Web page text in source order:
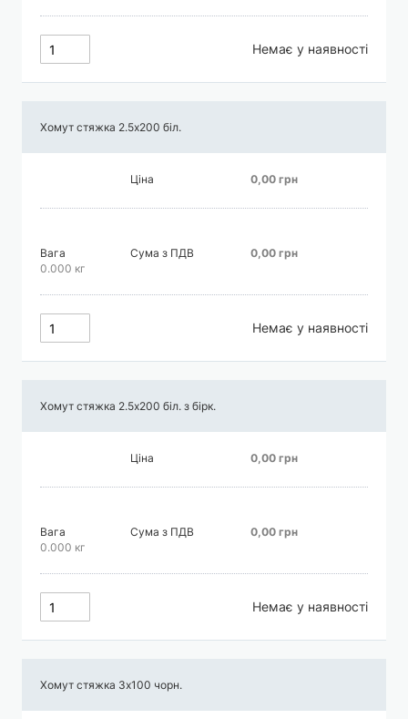
Немає у наявності
Хомут стяжка 2.5х200 біл.
Ціна 0,00 грн
Вага
0.000 кг
Сума з ПДВ 0,00 грн
Немає у наявності
Хомут стяжка 2.5х200 біл. з бірк.
Ціна 0,00 грн
Вага
0.000 кг
Сума з ПДВ 0,00 грн
Немає у наявності
Хомут стяжка 3х100 чорн.